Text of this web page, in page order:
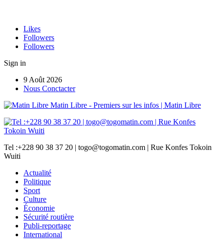
Likes
Followers
Followers
Sign in
9 Août 2026
Nous Conctacter
Matin Libre - Premiers sur les infos | Matin Libre
Tel :+228 90 38 37 20 | togo@togomatin.com | Rue Konfes Tokoin
Wuiti
Actualité
Politique
Sport
Culture
Économie
Sécurité routière
Publi-reportage
International